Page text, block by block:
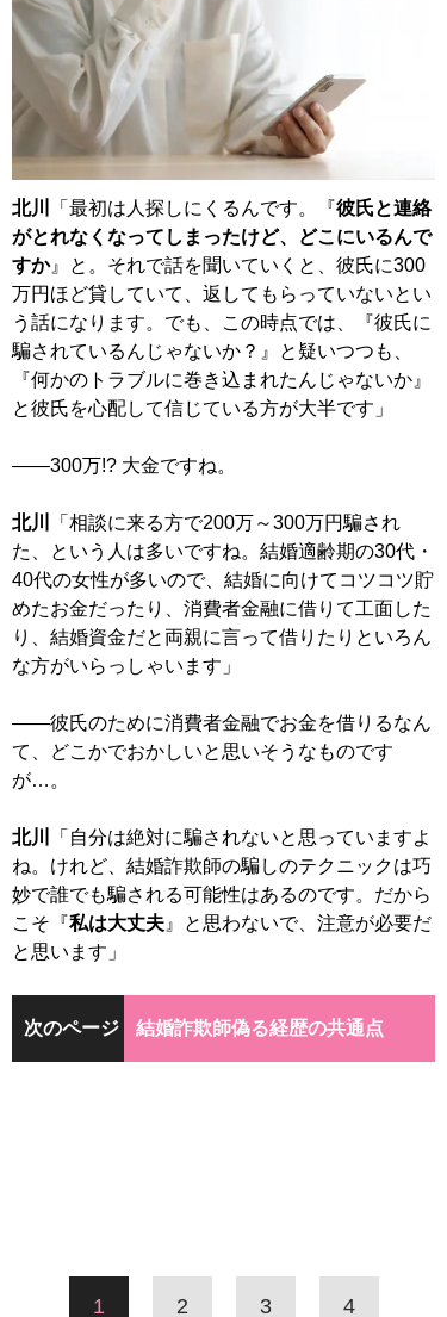
北川 「最初は人探しにくるんです。『彼氏と連絡
がとれなくなってしまったけど、どこにいるんで
すか』と。それで話を聞いていくと、彼氏に300
万円ほど貸していて、返してもらっていないとい
う話になります。でも、この時点では、『彼氏に
騙されているんじゃないか？』と疑いつつも、
『何かのトラブルに巻き込まれたんじゃないか』
と彼氏を心配して信じている方が大半です」
――300万!? 大金ですね。
北川
「相談に来る方で200万～300万円騙され
た、という人は多いですね。結婚適齢期の30代・
40代の女性が多いので、結婚に向けてコツコツ貯
めたお金だったり、消費者金融に借りて工面した
り、結婚資金だと両親に言って借りたりといろん
な方がいらっしゃいます」
――彼氏のために消費者金融でお金を借りるなん
て、どこかでおかしいと思いそうなものです
が…。
北川
「自分は絶対に騙されないと思っていますよ
ね。けれど、結婚詐欺師の騙しのテクニックは巧
妙で誰でも騙される可能性はあるのです。だから
こそ『私は大丈夫 』と思わないで、注意が必要だ
と思います」
次のページ 結婚詐欺師偽る経歴の共通点
1 2 3 4